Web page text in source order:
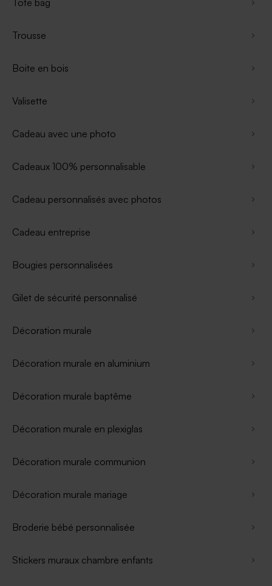
Tote bag
Trousse
Boite en bois
Valisette
Cadeau avec une photo
Cadeaux 100% personnalisable
Cadeau personnalisés avec photos
Cadeau entreprise
Bougies personnalisées
Gilet de sécurité personnalisé
Décoration murale
Décoration murale en aluminium
Décoration murale baptême
Décoration murale en plexiglas
Décoration murale communion
Décoration murale mariage
Broderie bébé personnalisée
Stickers muraux chambre enfants